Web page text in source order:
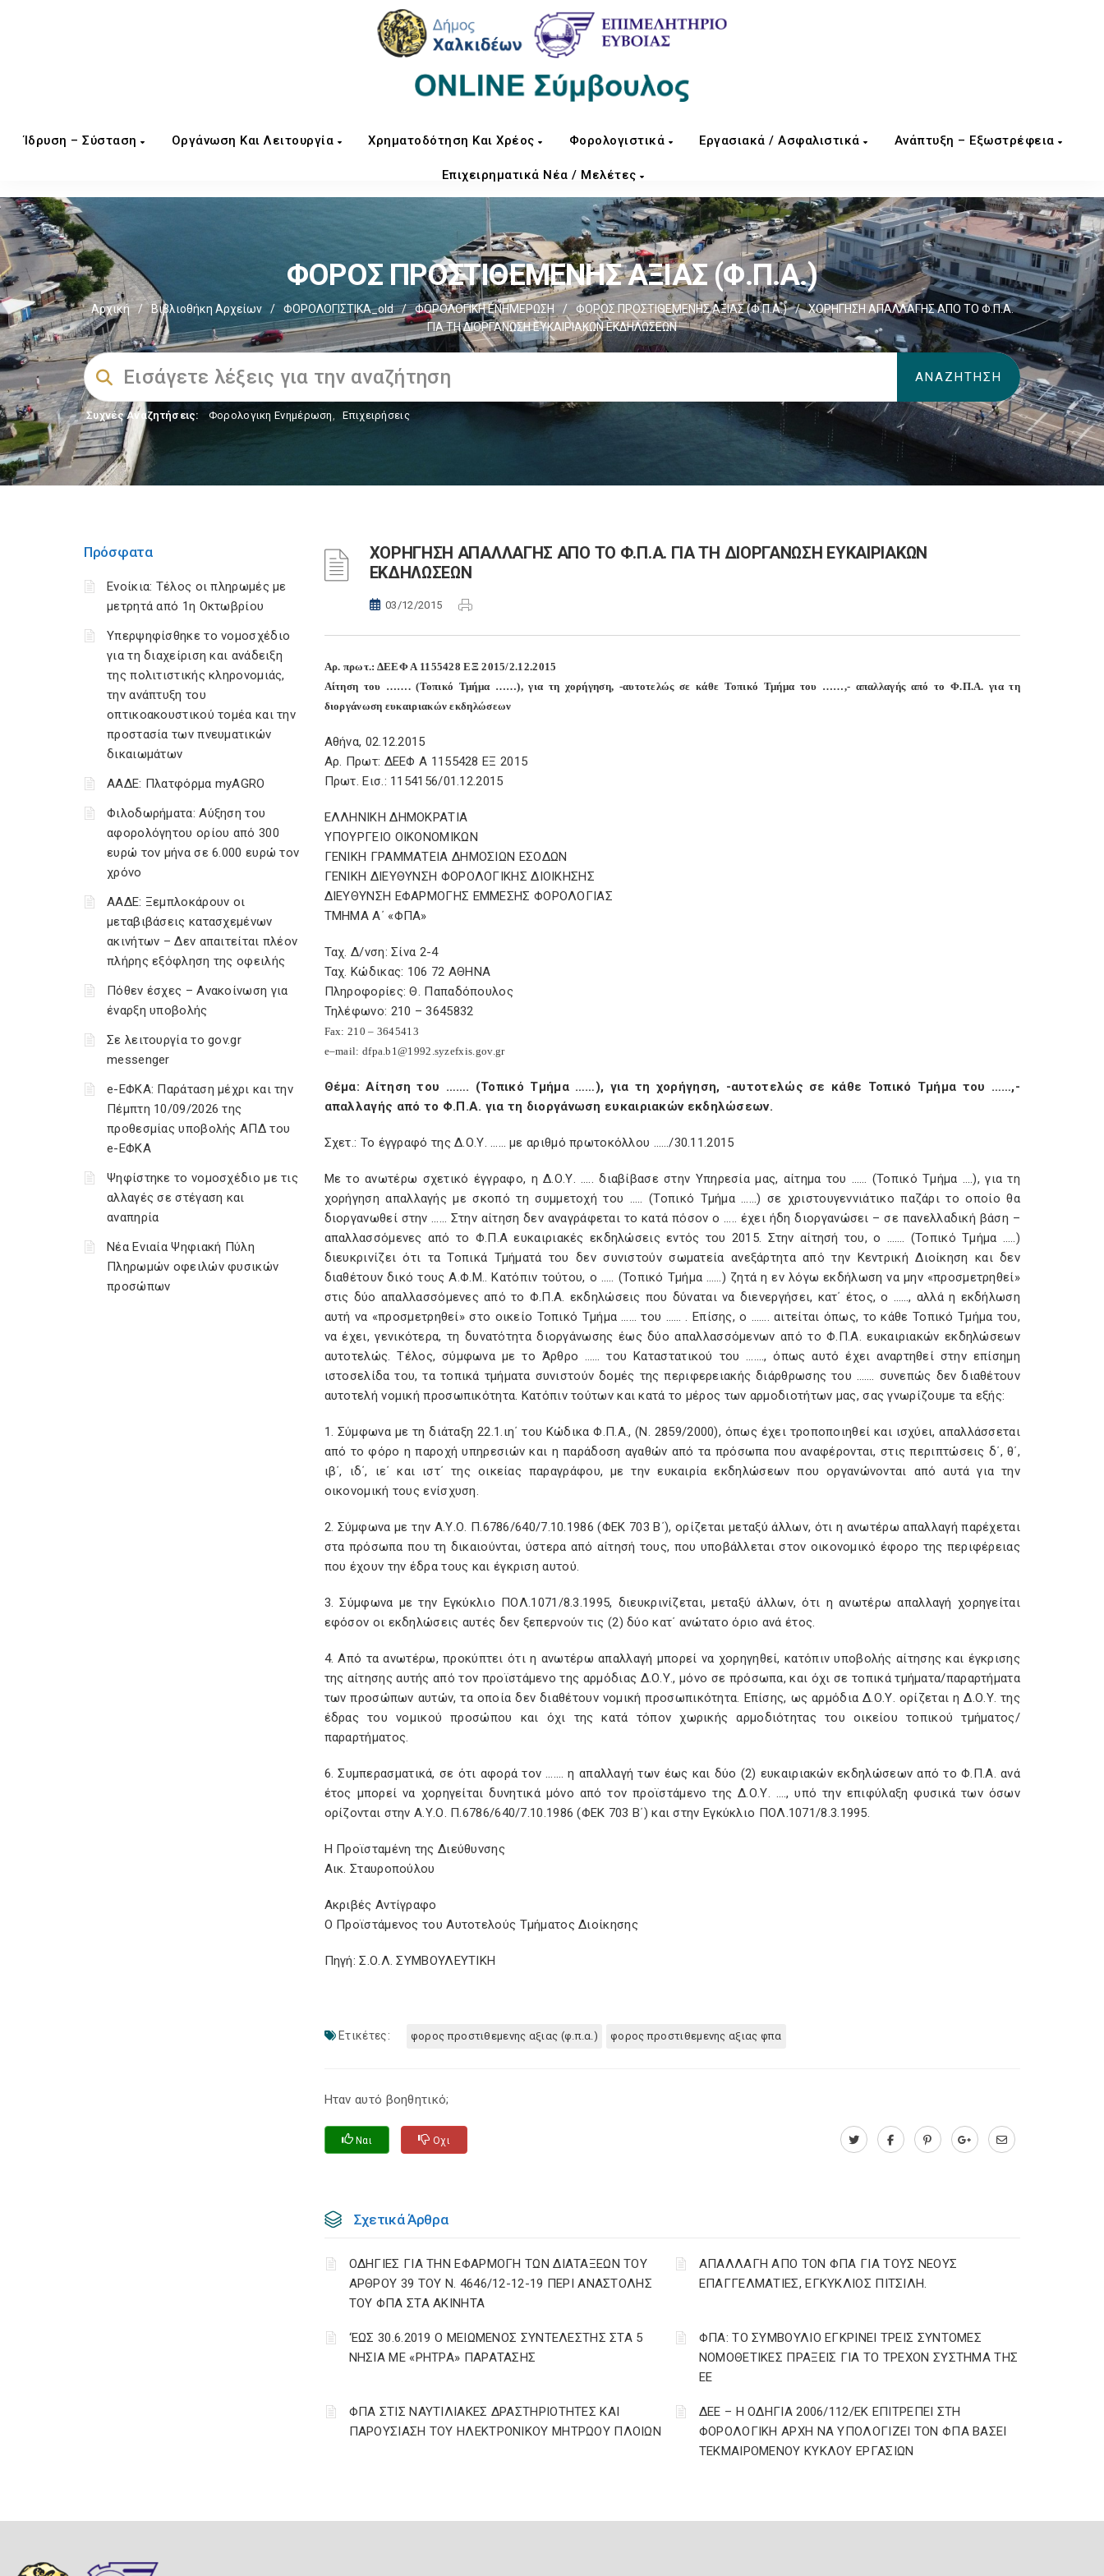
Ίδρυση – Σύσταση Οργάνωση Και Λειτουργία Χρηματοδότηση Και Χρέος Φορολογιστικά Εργασιακά / Ασφαλιστικά Ανάπτυξη – Εξωστρέφεια
Επιχειρηματικά Νέα / Μελέτες
ΦΟΡΟΣ ΠΡΟΣΤΙΘΕΜΕΝΗΣ ΑΞΙΑΣ (Φ.Π.Α.)
Αρχική / Βιβλιοθήκη Αρχείων / ΦΟΡΟΛΟΓΙΣΤΙΚΑ_old / ΦΟΡΟΛΟΓΙΚΗ ΕΝΗΜΕΡΩΣΗ / ΦΟΡΟΣ ΠΡΟΣΤΙΘΕΜΕΝΗΣ ΑΞΙΑΣ (Φ.Π.Α.) /
ΧΟΡΗΓΗΣΗ ΑΠΑΛΛΑΓΗΣ ΑΠΟ ΤΟ Φ.Π.Α.
ΓΙΑ ΤΗ ΔΙΟΡΓΑΝΩΣΗ ΕΥΚΑΙΡΙΑΚΩΝ ΕΚΔΗΛΩΣΕΩΝ
Συχνές Αναζητήσεις: Φορολογικη Ενημέρωση, Επιχειρήσεις
Πρόσφατα
Ενοίκια: Τέλος οι πληρωμές με
μετρητά από 1η Οκτωβρίου
Υπερψηφίσθηκε το νομοσχέδιο
για τη διαχείριση και ανάδειξη
της πολιτιστικής κληρονομιάς,
την ανάπτυξη του
οπτικοακουστικού τομέα και την
προστασία των πνευματικών
δικαιωμάτων
ΑΑΔΕ: Πλατφόρμα myAGRO
Φιλοδωρήματα: Αύξηση του
αφορολόγητου ορίου από 300
ευρώ τον μήνα σε 6.000 ευρώ τον
χρόνο
ΑΑΔΕ: Ξεμπλοκάρουν οι
μεταβιβάσεις κατασχεμένων
ακινήτων – Δεν απαιτείται πλέον
πλήρης εξόφληση της οφειλής
Πόθεν έσχες – Ανακοίνωση για
έναρξη υποβολής
Σε λειτουργία το gov.gr
messenger
e-ΕΦΚΑ: Παράταση μέχρι και την
Πέμπτη 10/09/2026 της
προθεσμίας υποβολής ΑΠΔ του
e-ΕΦΚΑ
Ψηφίστηκε το νομοσχέδιο με τις
αλλαγές σε στέγαση και
αναπηρία
Νέα Ενιαία Ψηφιακή Πύλη
Πληρωμών οφειλών φυσικών
προσώπων
ΧΟΡΗΓΗΣΗ ΑΠΑΛΛΑΓΗΣ ΑΠΟ ΤΟ Φ.Π.Α. ΓΙΑ ΤΗ ΔΙΟΡΓΑΝΩΣΗ ΕΥΚΑΙΡΙΑΚΩΝ
ΕΚΔΗΛΩΣΕΩΝ
03/12/2015
Αρ. πρωτ.: ΔΕΕΦ Α 1155428 ΕΞ 2015/2.12.2015
Αίτηση του ……. (Τοπικό Τμήμα ……), για τη χορήγηση, -αυτοτελώς σε κάθε Τοπικό Τμήμα του ……,- απαλλαγής από το Φ.Π.Α. για τη
διοργάνωση ευκαιριακών εκδηλώσεων
Αθήνα, 02.12.2015
Αρ. Πρωτ: ΔΕΕΦ Α 1155428 ΕΞ 2015
Πρωτ. Εισ.: 1154156/01.12.2015
ΕΛΛΗΝΙΚΗ ΔΗΜΟΚΡΑΤΙΑ
ΥΠΟΥΡΓΕΙΟ ΟΙΚΟΝΟΜΙΚΩΝ
ΓΕΝΙΚΗ ΓΡΑΜΜΑΤΕΙΑ ΔΗΜΟΣΙΩΝ ΕΣΟΔΩΝ
ΓΕΝΙΚΗ ΔΙΕΥΘΥΝΣΗ ΦΟΡΟΛΟΓΙΚΗΣ ΔΙΟΙΚΗΣΗΣ
ΔΙΕΥΘΥΝΣΗ ΕΦΑΡΜΟΓΗΣ ΕΜΜΕΣΗΣ ΦΟΡΟΛΟΓΙΑΣ
ΤΜΗΜΑ Α΄ «ΦΠΑ»
Ταχ. Δ/νση: Σίνα 2-4
Ταχ. Κώδικας: 106 72 ΑΘΗΝΑ
Πληροφορίες: Θ. Παπαδόπουλος
Τηλέφωνο: 210 – 3645832
Fax: 210 – 3645413
e–mail: dfpa.b 1@1992.syzefxis.gov.gr
Θέμα: Αίτηση του ……. (Τοπικό Τμήμα ……), για τη χορήγηση, -αυτοτελώς σε κάθε Τοπικό Τμήμα του ……,-
απαλλαγής από το Φ.Π.Α. για τη διοργάνωση ευκαιριακών εκδηλώσεων.
Σχετ.: Το έγγραφό της Δ.Ο.Υ. …… με αριθμό πρωτοκόλλου ……/30.11.2015
Με το ανωτέρω σχετικό έγγραφο, η Δ.Ο.Υ. ….. διαβίβασε στην Υπηρεσία μας, αίτημα του …… (Τοπικό Τμήμα ….), για τη
χορήγηση απαλλαγής με σκοπό τη συμμετοχή του ….. (Τοπικό Τμήμα ……) σε χριστουγεννιάτικο παζάρι το οποίο θα
διοργανωθεί στην …… Στην αίτηση δεν αναγράφεται το κατά πόσον ο ….. έχει ήδη διοργανώσει – σε πανελλαδική βάση –
απαλλασσόμενες από το Φ.Π.Α ευκαιριακές εκδηλώσεις εντός του 2015. Στην αίτησή του, ο ……. (Τοπικό Τμήμα …..)
διευκρινίζει ότι τα Τοπικά Τμήματά του δεν συνιστούν σωματεία ανεξάρτητα από την Κεντρική Διοίκηση και δεν
διαθέτουν δικό τους Α.Φ.Μ.. Κατόπιν τούτου, ο ….. (Τοπικό Τμήμα ……) ζητά η εν λόγω εκδήλωση να μην «προσμετρηθεί»
στις δύο απαλλασσόμενες από το Φ.Π.Α. εκδηλώσεις που δύναται να διενεργήσει, κατ΄ έτος, ο ……, αλλά η εκδήλωση
αυτή να «προσμετρηθεί» στο οικείο Τοπικό Τμήμα …… του …… . Επίσης, ο ……. αιτείται όπως, το κάθε Τοπικό Τμήμα του,
να έχει, γενικότερα, τη δυνατότητα διοργάνωσης έως δύο απαλλασσόμενων από το Φ.Π.Α. ευκαιριακών εκδηλώσεων
αυτοτελώς. Τέλος, σύμφωνα με το Άρθρο …… του Καταστατικού του ……., όπως αυτό έχει αναρτηθεί στην επίσημη
ιστοσελίδα του, τα τοπικά τμήματα συνιστούν δομές της περιφερειακής διάρθρωσης του ……. συνεπώς δεν διαθέτουν
αυτοτελή νομική προσωπικότητα. Κατόπιν τούτων και κατά το μέρος των αρμοδιοτήτων μας, σας γνωρίζουμε τα εξής:
1. Σύμφωνα με τη διάταξη 22.1.ιη΄ του Κώδικα Φ.Π.Α., (Ν. 2859/2000), όπως έχει τροποποιηθεί και ισχύει, απαλλάσσεται
από το φόρο η παροχή υπηρεσιών και η παράδοση αγαθών από τα πρόσωπα που αναφέρονται, στις περιπτώσεις δ΄, θ΄,
ιβ΄, ιδ΄, ιε΄ και ιστ΄ της οικείας παραγράφου, με την ευκαιρία εκδηλώσεων που οργανώνονται από αυτά για την
οικονομική τους ενίσχυση.
2. Σύμφωνα με την Α.Υ.Ο. Π.6786/640/7.10.1986 (ΦΕΚ 703 Β΄), ορίζεται μεταξύ άλλων, ότι η ανωτέρω απαλλαγή παρέχεται
στα πρόσωπα που τη δικαιούνται, ύστερα από αίτησή τους, που υποβάλλεται στον οικονομικό έφορο της περιφέρειας
που έχουν την έδρα τους και έγκριση αυτού.
3. Σύμφωνα με την Εγκύκλιο ΠΟΛ.1071/8.3.1995, διευκρινίζεται, μεταξύ άλλων, ότι η ανωτέρω απαλλαγή χορηγείται
εφόσον οι εκδηλώσεις αυτές δεν ξεπερνούν τις (2) δύο κατ΄ ανώτατο όριο ανά έτος.
4. Από τα ανωτέρω, προκύπτει ότι η ανωτέρω απαλλαγή μπορεί να χορηγηθεί, κατόπιν υποβολής αίτησης και έγκρισης
της αίτησης αυτής από τον προϊστάμενο της αρμόδιας Δ.Ο.Υ., μόνο σε πρόσωπα, και όχι σε τοπικά τμήματα/παραρτήματα
των προσώπων αυτών, τα οποία δεν διαθέτουν νομική προσωπικότητα. Επίσης, ως αρμόδια Δ.Ο.Υ. ορίζεται η Δ.Ο.Υ. της
έδρας του νομικού προσώπου και όχι της κατά τόπον χωρικής αρμοδιότητας του οικείου τοπικού τμήματος/
παραρτήματος.
6. Συμπερασματικά, σε ότι αφορά τον ……. η απαλλαγή των έως και δύο (2) ευκαιριακών εκδηλώσεων από το Φ.Π.Α. ανά
έτος μπορεί να χορηγείται δυνητικά μόνο από τον προϊστάμενο της Δ.Ο.Υ. …., υπό την επιφύλαξη φυσικά των όσων
ορίζονται στην Α.Υ.Ο. Π.6786/640/7.10.1986 (ΦΕΚ 703 Β΄) και στην Εγκύκλιο ΠΟΛ.1071/8.3.1995.
Η Προϊσταμένη της Διεύθυνσης
Αικ. Σταυροπούλου
Ακριβές Αντίγραφο
Ο Προϊστάμενος του Αυτοτελούς Τμήματος Διοίκησης
Πηγή: Σ.Ο.Λ. ΣΥΜΒΟΥΛΕΥΤΙΚΗ
Ετικέτες: φορος προστιθεμενης αξιας (φ.π.α.) φορος προστιθεμενης αξιας φπα
Ηταν αυτό βοηθητικό;
Ναι Οχι
Σχετικά Άρθρα
ΟΔΗΓΙΕΣ ΓΙΑ ΤΗΝ ΕΦΑΡΜΟΓΗ ΤΩΝ ΔΙΑΤΑΞΕΩΝ ΤΟΥ
ΑΡΘΡΟΥ 39 ΤΟΥ Ν. 4646/12-12-19 ΠΕΡΙ ΑΝΑΣΤΟΛΗΣ
ΤΟΥ ΦΠΑ ΣΤΑ ΑΚΙΝΗΤΑ
ΑΠΑΛΛΑΓΗ ΑΠΟ ΤΟΝ ΦΠΑ ΓΙΑ ΤΟΥΣ ΝΕΟΥΣ
ΕΠΑΓΓΕΛΜΑΤΙΕΣ, ΕΓΚΥΚΛΙΟΣ ΠΙΤΣΙΛΗ.
‘ΕΩΣ 30.6.2019 Ο ΜΕΙΩΜΕΝΟΣ ΣΥΝΤΕΛΕΣΤΗΣ ΣΤΑ 5
ΝΗΣΙΑ ΜΕ «ΡΗΤΡΑ» ΠΑΡΑΤΑΣΗΣ
ΦΠΑ: ΤΟ ΣΥΜΒΟΥΛΙΟ ΕΓΚΡΙΝΕΙ ΤΡΕΙΣ ΣΥΝΤΟΜΕΣ
ΝΟΜΟΘΕΤΙΚΕΣ ΠΡΑΞΕΙΣ ΓΙΑ ΤΟ ΤΡΕΧΟΝ ΣΥΣΤΗΜΑ ΤΗΣ
ΕΕ
ΦΠΑ ΣΤΙΣ ΝΑΥΤΙΛΙΑΚΕΣ ΔΡΑΣΤΗΡΙΟΤΗΤΕΣ ΚΑΙ
ΠΑΡΟΥΣΙΑΣΗ ΤΟΥ ΗΛΕΚΤΡΟΝΙΚΟΥ ΜΗΤΡΩΟΥ ΠΛΟΙΩΝ
ΔΕΕ – Η ΟΔΗΓΙΑ 2006/112/ΕΚ ΕΠΙΤΡΕΠΕΙ ΣΤΗ
ΦΟΡΟΛΟΓΙΚΗ ΑΡΧΗ ΝΑ ΥΠΟΛΟΓΙΖΕΙ ΤΟΝ ΦΠΑ ΒΑΣΕΙ
ΤΕΚΜΑΙΡΟΜΕΝΟΥ ΚΥΚΛΟΥ ΕΡΓΑΣΙΩΝ